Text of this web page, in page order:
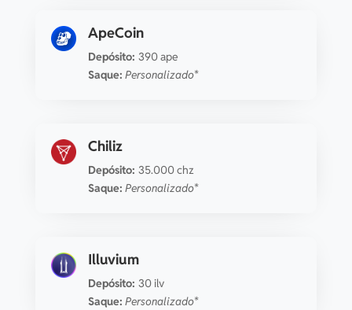
ApeCoin
Depósito: 390 ape
Saque: Personalizado*
Chiliz
Depósito: 35.000 chz
Saque: Personalizado*
Illuvium
Depósito: 30 ilv
Saque: Personalizado*